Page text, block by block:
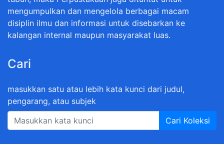
mengumpulkan dan mengelola berbagai macam
disiplin ilmu dan informasi untuk disebarkan ke
kalangan internal maupun masyarakat luas.
Cari
masukkan satu atau lebih kata kunci dari judul,
pengarang, atau subjek
Cari Koleksi